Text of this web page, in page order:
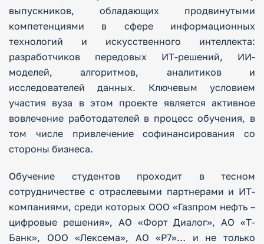
выпускников, обладающих продвинутыми
компетенциями в сфере информационных
технологий и искусственного интеллекта:
разработчиков передовых ИТ-решений, ИИ-
моделей, алгоритмов, аналитиков и
исследователей данных. Ключевым условием
участия вуза в этом проекте является активное
вовлечение работодателей в процесс обучения, в
том числе привлечение софинансирования со
стороны бизнеса.
Обучение студентов проходит в тесном
сотрудничестве с отраслевыми партнерами и ИТ-
компаниями, среди которых ООО «Газпром нефть –
цифровые решения», АО «Форт Диалог», АО «Т-
Банк», ООО «Лексема», АО «Р7»… и не только